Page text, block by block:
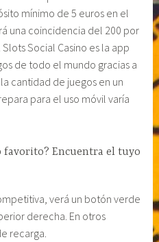
mínimo de 5 euros en el
una coincidencia del 200 por
Social Casino es la app
de todo el mundo gracias a
cantidad de juegos en un
para el uso móvil varía
favorito? Encuentra el tuyo
verá un botón verde
derecha. En otros
recarga.